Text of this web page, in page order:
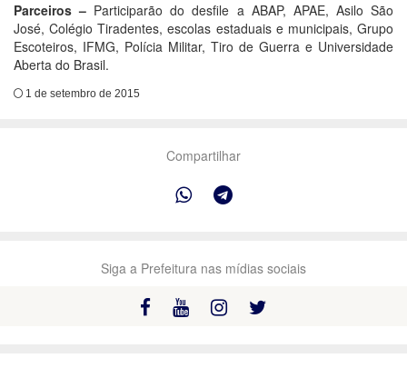
Parceiros – Participarão do desfile a ABAP, APAE, Asilo São
José, Colégio Tiradentes, escolas estaduais e municipais, Grupo
Escoteiros, IFMG, Polícia Militar, Tiro de Guerra e Universidade
Aberta do Brasil.
1 de setembro de 2015
Compartilhar
Siga a Prefeitura nas mídias sociais